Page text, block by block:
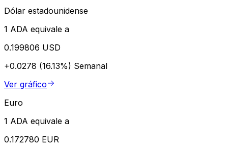
Dólar estadounidense
1 ADA equivale a
0.199806 USD
+0.0278 (16.13%) Semanal
Ver gráfico
Euro
1 ADA equivale a
0.172780 EUR